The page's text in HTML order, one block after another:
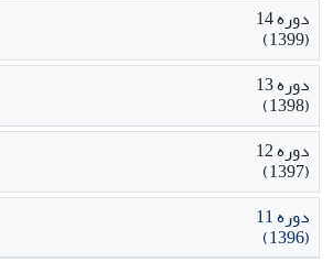
دوره 14
(1399)
دوره 13
(1398)
دوره 12
(1397)
دوره 11
(1396)